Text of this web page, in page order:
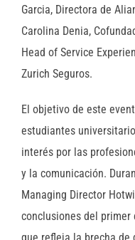
Garcia, Directora de
Carolina Denia,
Head of Service
Zurich Seguros.
El objetivo de este
estudiantes
interés por las
y la comunicación.
Managing Director
conclusiones del
que refleja la brecha de